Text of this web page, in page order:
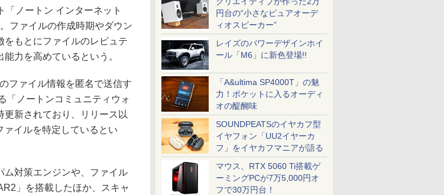
円台の“小さなピュアオーデ
ィオスピーカー”
レイズのパワーデザインホイ
ール「M6」に新色登場!!
「A&ultima SP4000T」の魅
力！ポケットに入るオーディ
オの醍醐味
SOUNDPEATSのイヤカフ型
イヤフォン「UU2イヤーカ
フ」をイヤカフマニアが語る
マウス、RTX 5060 Ti搭載ゲ
ーミングPCが7万5,000円オ
フで30万円台！
ノートン インターネット
ファイルの作成時期やダウン
をもとにファイルのレピュテ
力を高めているという。
ファイル情報を匿名で送信す
「ノートンコミュニティウォ
新されており、リリース以
イルを特定しているとい
対策エンジンや、ファイル
」を搭載したほか、スキャ